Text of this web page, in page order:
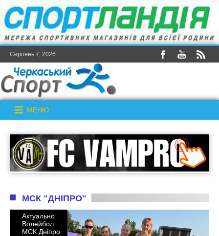
Серпень 7, 2026
МЕНЮ
МСК "ДНІПРО"
Актуально
Волейбол
МСК Дніпро